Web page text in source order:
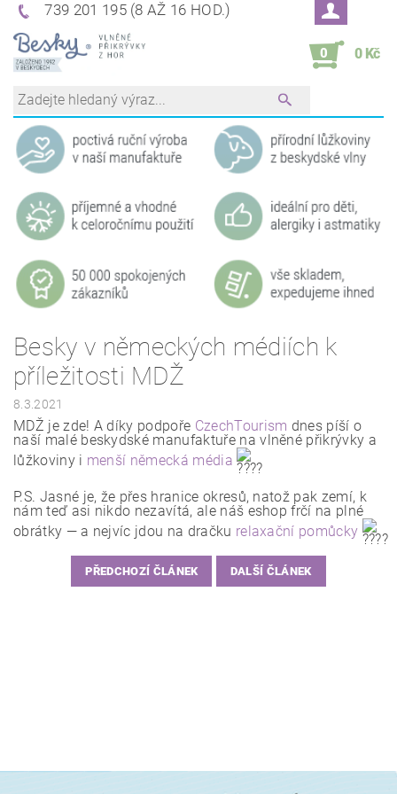
739 201 195 (8 AŽ 16 HOD.)
0 0 Kč
Besky v německých médiích k
příležitosti MDŽ
8.3.2021
MDŽ je zde! A díky podpoře CzechTourism dnes píší o
naší malé beskydské manufaktuře na vlněné přikrývky a
lůžkoviny i menší německá média
P.S. Jasné je, že přes hranice okresů, natož pak zemí, k
nám teď asi nikdo nezavítá, ale náš eshop frčí na plné
obrátky — a nejvíc jdou na dračku relaxační pomůcky
PŘEDCHOZÍ ČLÁNEK DALŠÍ ČLÁNEK